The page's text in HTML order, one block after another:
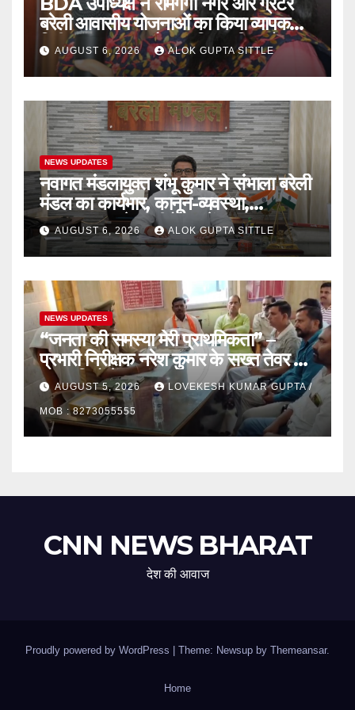
बरेली आवासीय योजनाओं का किया व्यापक
निरीक्षण, गुणवत्ता और नागरिक सुविधाओं पर
दिए सख्त निर्देश..
AUGUST 6, 2026 ALOK GUPTA SITTLE
NEWS UPDATES
नवागत मंडलायुक्त शंभू कुमार ने संभाला बरेली
मंडल का कार्यभार, कानून-व्यवस्था,
भ्रष्टाचारपर रहेगा जीरो टॉलरेंस..
AUGUST 6, 2026 ALOK GUPTA SITTLE
NEWS UPDATES
“जनता की समस्या मेरी प्राथमिकता” –
प्रभारी निरीक्षक नरेश कुमार के सख्त तेवर से
खुरापातियों में हड़कंप
AUGUST 5, 2026 LOVEKESH KUMAR GUPTA /
MOB : 8273055555
CNN NEWS BHARAT
देश की आवाज
Proudly powered by WordPress Theme: Newsup by Themeansar.
Home